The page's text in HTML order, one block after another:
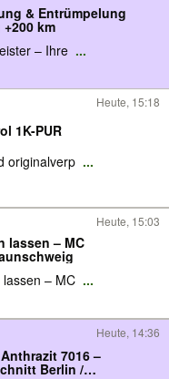
& Entrümpelung
+200 km
– Ihre ...
Heute, 15:18
1K-PUR
originalverp ...
Heute, 15:03
lassen – MC
– MC ...
Heute, 14:36
7016 –
Berlin /